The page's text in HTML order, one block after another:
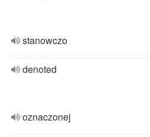
stanowczo
denoted
oznaczonej